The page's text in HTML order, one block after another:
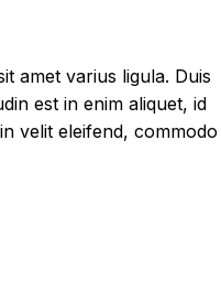
amet varius ligula. Duis
est in enim aliquet, id
velit eleifend, commodo